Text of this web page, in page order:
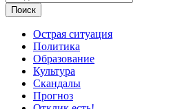
Острая ситуация
Политика
Образование
Культура
Скандалы
Прогноз